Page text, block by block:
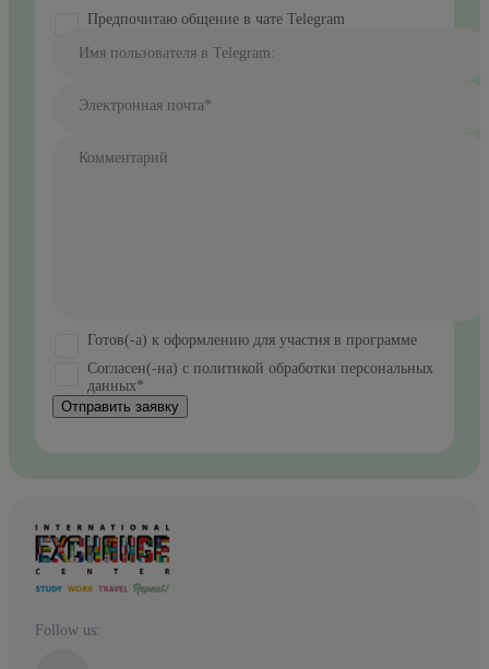
+1Предпочитаю общение в чате Telegram
Имя пользователя в Telegram:
Электронная почта*
Комментарий
Готов(-а) к оформлению для участия в программе
Согласен(-на) с политикой обработки персональных
данных*
Отправить заявку
Follow us: